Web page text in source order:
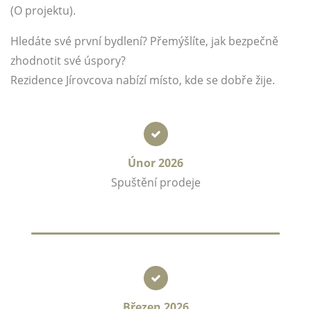
(O projektu).
Hledáte své první bydlení? Přemýšlíte, jak bezpečně
zhodnotit své úspory?
Rezidence Jírovcova nabízí místo, kde se dobře žije.
Únor 2026
Spuštění prodeje
Březen 2026